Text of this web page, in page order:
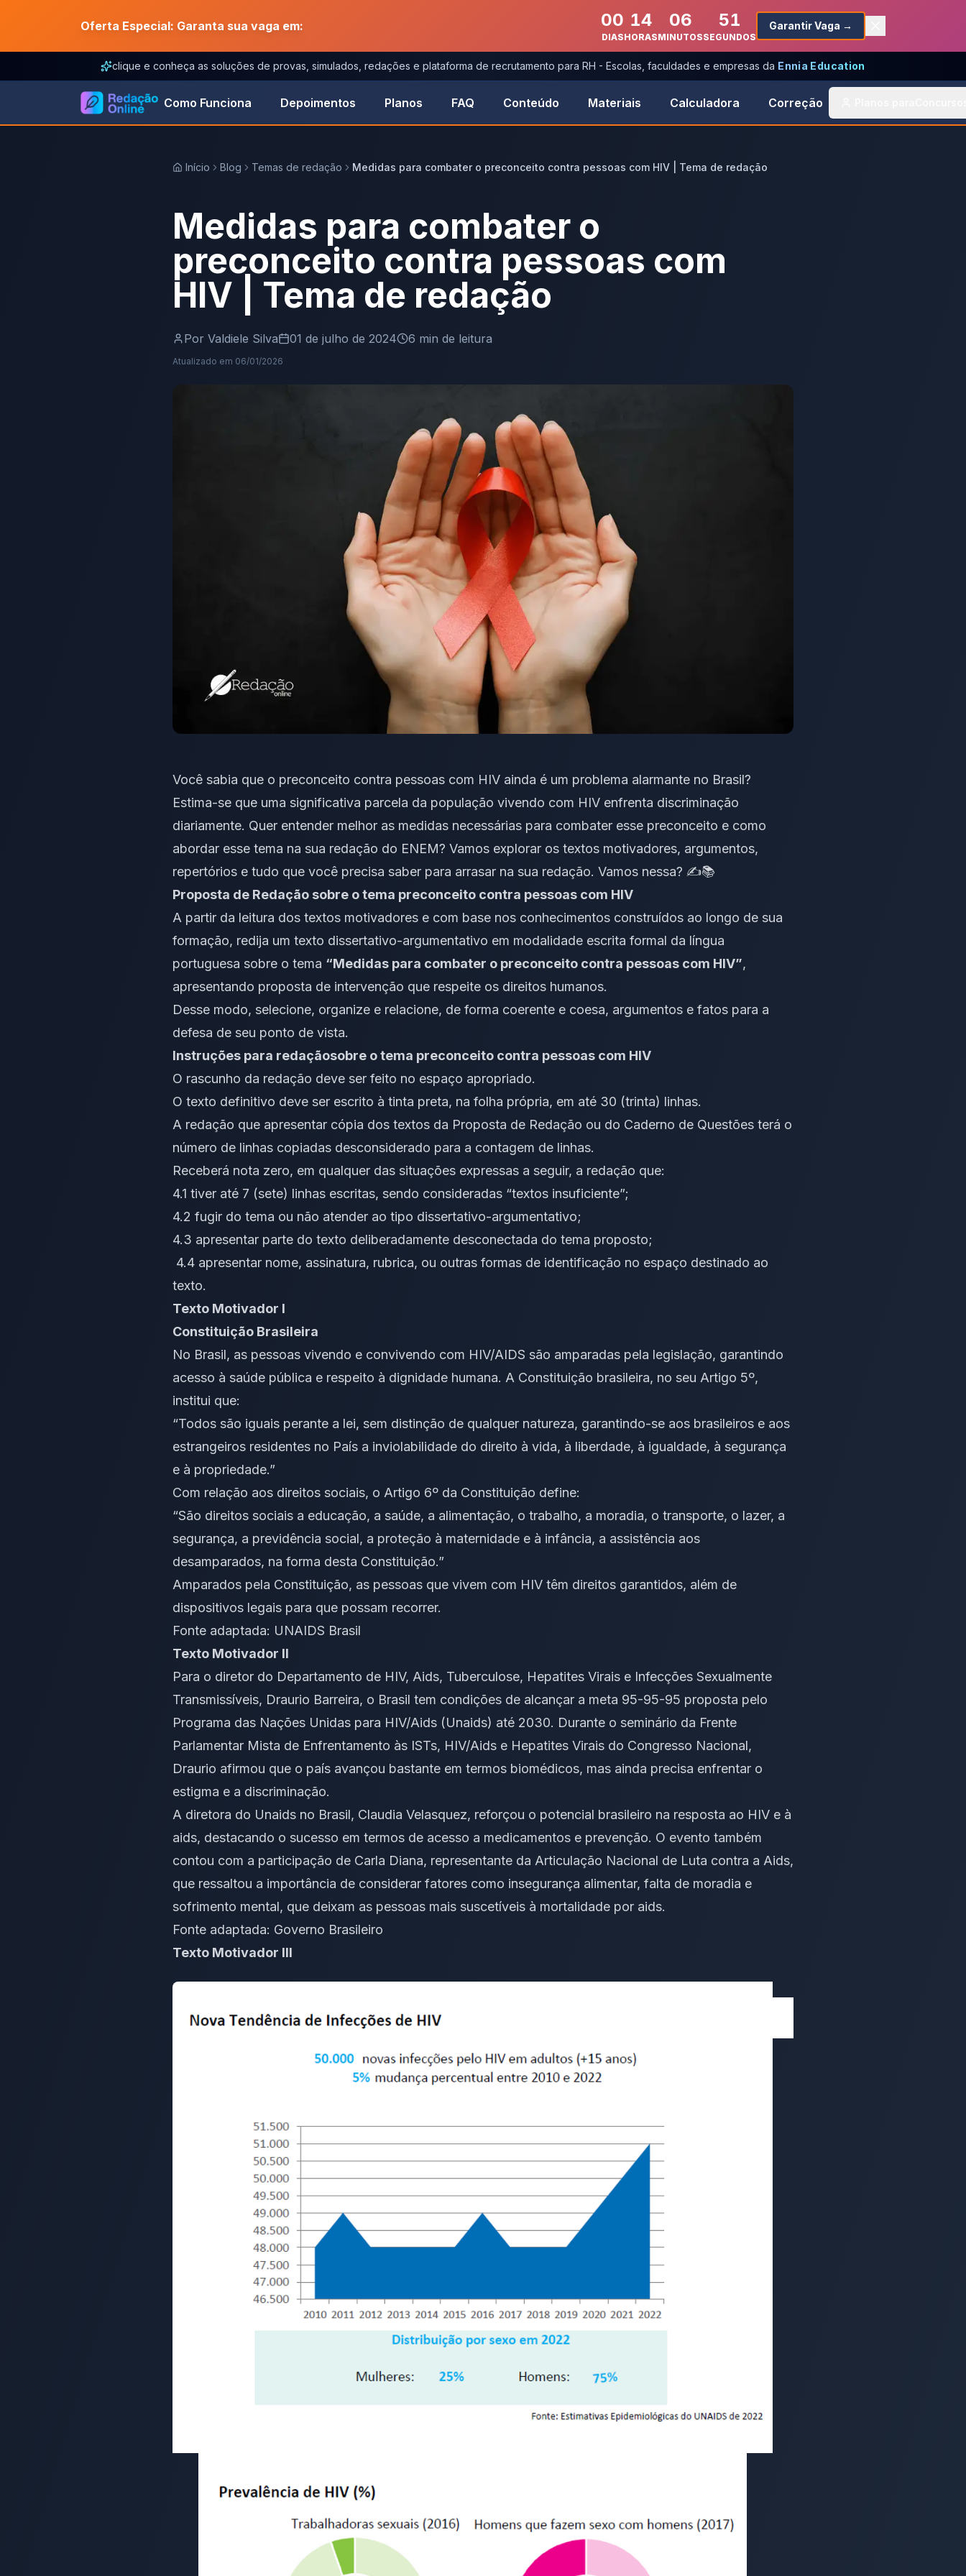
Oferta Especial: Garanta sua vaga em: 00
DIAS
14
HORAS
06
MINUTOS
51
SEGUNDOS
Garantir Vaga →
clique e conheça as soluções de provas, simulados, redações e plataforma de recrutamento para RH - Escolas, faculdades e empresas da Ennia Education
Como Funciona Depoimentos Planos FAQ Conteúdo Materiais Calculadora Correção
Início Blog Temas de redação Medidas para combater o preconceito contra pessoas com HIV | Tema de redação
Medidas para combater o
preconceito contra pessoas com
HIV | Tema de redação
Por Valdiele Silva 01 de julho de 2024 6 min de leitura
Atualizado em 06/01/2026
Você sabia que o preconceito contra pessoas com HIV ainda é um problema alarmante no Brasil?
Estima-se que uma significativa parcela da população vivendo com HIV enfrenta discriminação
diariamente. Quer entender melhor as medidas necessárias para combater esse preconceito e como
abordar esse tema na sua redação do ENEM? Vamos explorar os textos motivadores, argumentos,
repertórios e tudo que você precisa saber para arrasar na sua redação. Vamos nessa? ✍️📚
Proposta de Redação sobre o tema preconceito contra pessoas com HIV
A partir da leitura dos textos motivadores e com base nos conhecimentos construídos ao longo de sua
formação, redija um texto dissertativo-argumentativo em modalidade escrita formal da língua
portuguesa sobre o tema “Medidas para combater o preconceito contra pessoas com HIV”,
apresentando proposta de intervenção que respeite os direitos humanos.
Desse modo, selecione, organize e relacione, de forma coerente e coesa, argumentos e fatos para a
defesa de seu ponto de vista.
Instruções para redaçãosobre o tema preconceito contra pessoas com HIV
O rascunho da redação deve ser feito no espaço apropriado.
O texto definitivo deve ser escrito à tinta preta, na folha própria, em até 30 (trinta) linhas.
A redação que apresentar cópia dos textos da Proposta de Redação ou do Caderno de Questões terá o
número de linhas copiadas desconsiderado para a contagem de linhas.
Receberá nota zero, em qualquer das situações expressas a seguir, a redação que:
4.1 tiver até 7 (sete) linhas escritas, sendo consideradas “textos insuficiente”;
4.2 fugir do tema ou não atender ao tipo dissertativo-argumentativo;
4.3 apresentar parte do texto deliberadamente desconectada do tema proposto;
4.4 apresentar nome, assinatura, rubrica, ou outras formas de identificação no espaço destinado ao
texto.
Texto Motivador I
Constituição Brasileira
No Brasil, as pessoas vivendo e convivendo com HIV/AIDS são amparadas pela legislação, garantindo
acesso à saúde pública e respeito à dignidade humana. A Constituição brasileira, no seu Artigo 5º,
institui que:
“Todos são iguais perante a lei, sem distinção de qualquer natureza, garantindo-se aos brasileiros e aos
estrangeiros residentes no País a inviolabilidade do direito à vida, à liberdade, à igualdade, à segurança
e à propriedade.”
Com relação aos direitos sociais, o Artigo 6º da Constituição define:
“São direitos sociais a educação, a saúde, a alimentação, o trabalho, a moradia, o transporte, o lazer, a
segurança, a previdência social, a proteção à maternidade e à infância, a assistência aos
desamparados, na forma desta Constituição.”
Amparados pela Constituição, as pessoas que vivem com HIV têm direitos garantidos, além de
dispositivos legais para que possam recorrer.
Fonte adaptada: UNAIDS Brasil
Texto Motivador II
Para o diretor do Departamento de HIV, Aids, Tuberculose, Hepatites Virais e Infecções Sexualmente
Transmissíveis, Draurio Barreira, o Brasil tem condições de alcançar a meta 95-95-95 proposta pelo
Programa das Nações Unidas para HIV/Aids (Unaids) até 2030. Durante o seminário da Frente
Parlamentar Mista de Enfrentamento às ISTs, HIV/Aids e Hepatites Virais do Congresso Nacional,
Draurio afirmou que o país avançou bastante em termos biomédicos, mas ainda precisa enfrentar o
estigma e a discriminação.
A diretora do Unaids no Brasil, Claudia Velasquez, reforçou o potencial brasileiro na resposta ao HIV e à
aids, destacando o sucesso em termos de acesso a medicamentos e prevenção. O evento também
contou com a participação de Carla Diana, representante da Articulação Nacional de Luta contra a Aids,
que ressaltou a importância de considerar fatores como insegurança alimentar, falta de moradia e
sofrimento mental, que deixam as pessoas mais suscetíveis à mortalidade por aids.
Fonte adaptada: Governo Brasileiro
Texto Motivador III